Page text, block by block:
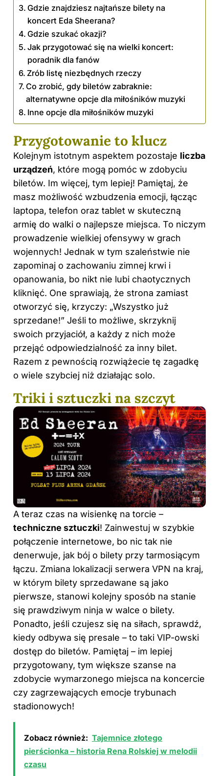
Gdzie znajdziesz najtańsze bilety na
koncert Eda Sheerana?
Gdzie szukać okazji?
Jak przygotować się na wielki koncert:
poradnik dla fanów
Zrób listę niezbędnych rzeczy
Co zrobić, gdy biletów zabraknie:
alternatywne opcje dla miłośników muzyki
Inne opcje dla miłośników muzyki
Przygotowanie to klucz
Kolejnym istotnym aspektem pozostaje liczba
urządzeń, które mogą pomóc w zdobyciu
biletów. Im więcej, tym lepiej! Pamiętaj, że
masz możliwość wzbudzenia emocji, łącząc
laptopa, telefon oraz tablet w skuteczną
armię do walki o najlepsze miejsca. To niczym
prowadzenie wielkiej ofensywy w grach
wojennych! Jednak w tym szaleństwie nie
zapominaj o zachowaniu zimnej krwi i
opanowania, bo nikt nie lubi chaotycznych
kliknięć. One sprawiają, że strona zamiast
otworzyć się, krzyczy: „Wszystko już
sprzedane!” Jeśli to możliwe, skrzyknij
swoich przyjaciół, a każdy z nich może
przejąć odpowiedzialność za inny bilet.
Razem z pewnością rozwiążecie tę zagadkę
o wiele szybciej niż działając solo.
Triki i sztuczki na szczyt
A teraz czas na wisienkę na torcie –
techniczne sztuczki! Zainwestuj w szybkie
połączenie internetowe, bo nic tak nie
denerwuje, jak bój o bilety przy tarmosiącym
łączu. Zmiana lokalizacji serwera VPN na kraj,
w którym bilety sprzedawane są jako
pierwsze, stanowi kolejny sposób na stanie
się prawdziwym ninja w walce o bilety.
Ponadto, jeśli czujesz się na siłach, sprawdź,
kiedy odbywa się presale – to taki VIP-owski
dostęp do biletów. Pamiętaj – im lepiej
przygotowany, tym większe szanse na
zdobycie wymarzonego miejsca na koncercie
czy zagrzewających emocje trybunach
stadionowych!
Zobacz również: Tajemnice złotego
pierścionka – historia Rena Rolskiej w melodii
czasu